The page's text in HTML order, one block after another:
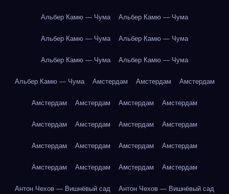
Альбер Камю — Чума Альбер Камю — Чума
Альбер Камю — Чума Альбер Камю — Чума
Альбер Камю — Чума Альбер Камю — Чума
Альбер Камю — Чума Амстердам Амстердам Амстердам
Амстердам Амстердам Амстердам Амстердам
Амстердам Амстердам Амстердам Амстердам
Амстердам Амстердам Амстердам Амстердам
Амстердам Амстердам Амстердам Амстердам
Антон Чехов — Вишнёвый сад Антон Чехов — Вишнёвый сад